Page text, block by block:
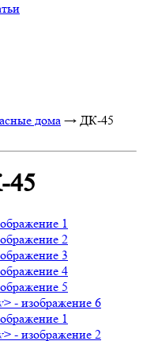
дома → ДК-45
45